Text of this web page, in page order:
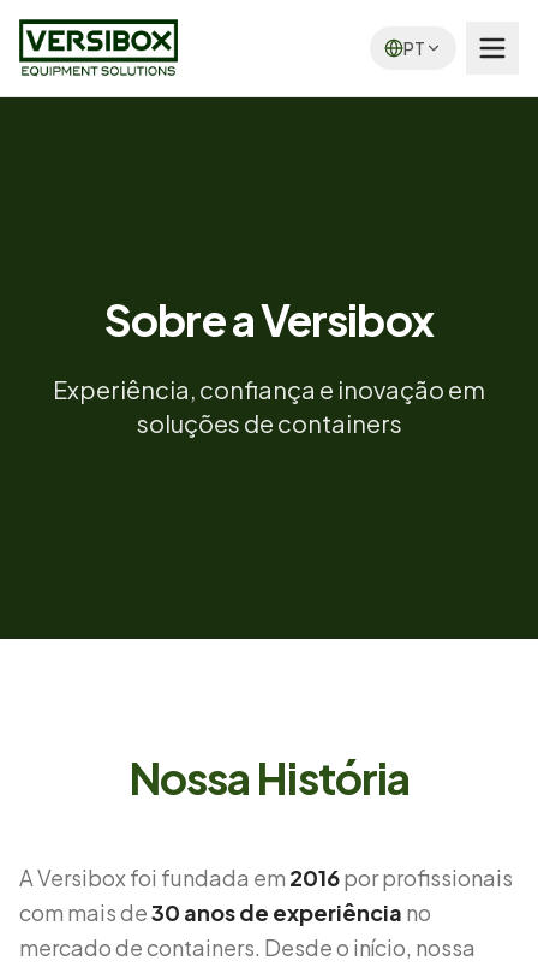
PT
Sobre a Versibox
Experiência, confiança e inovação em
soluções de containers
Nossa História
A Versibox foi fundada em 2016por profissionais
com mais de30 anos de experiência no
mercado de containers. Desde o início, nossa